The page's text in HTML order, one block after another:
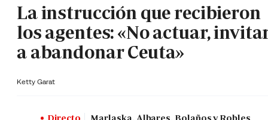
La instrucción que recibieron
los agentes: «No actuar,
a abandonar Ceuta»
Ketty Garat
Directo
Marlaska, Albares, Bolaños y Robles